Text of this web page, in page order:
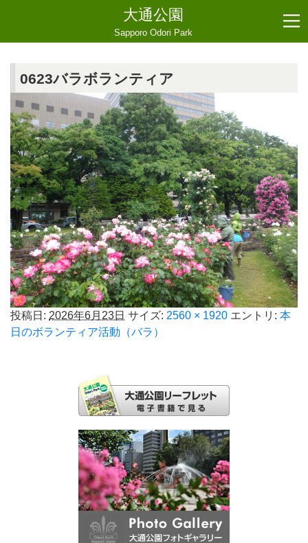
大通公園
Sapporo Odori Park
0623バラボランティア
投稿日: 2026年6月23日 サイズ: 2560 × 1920 エントリ: 本
日のボランティア活動（バラ）